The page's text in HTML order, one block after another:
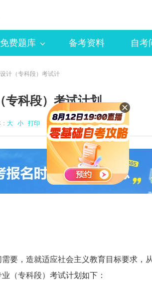
免费题库 备考资料 自考
计（专科段）考试计
专科段）考试计划
大 小 打印
，造就适应社会主义教育目标要求，
（专科段）考试计划如下：